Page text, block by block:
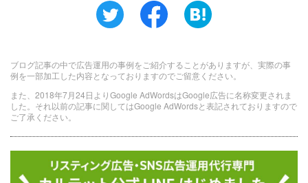
ブログ記事の中で広告運用の事例をご紹介することがありますが、実際の事
例を一部加工した内容となっておりますのでご留意ください。
また、2018年7月24日よりGoogle AdWordsはGoogle広告に名称変更されま
した。それ以前の記事に関してはGoogle AdWordsと表記されておりますので
ご了承ください。